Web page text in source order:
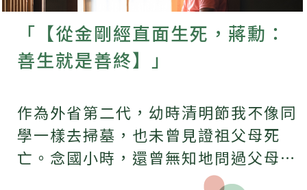
「【從金剛經直面生死，蔣勳：
善生就是善終】」
作為外省第二代，幼時清明節我不像同
學一樣去掃墓，也未曾見證祖父母死
亡。念國小時，還曾無知地問過父母為
何不用去掃墓，我對死亡沒有特別感